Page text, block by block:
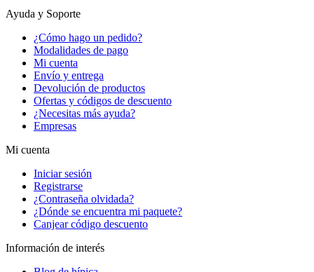
Ayuda y Soporte
¿Cómo hago un pedido?
Modalidades de pago
Mi cuenta
Envío y entrega
Devolución de productos
Ofertas y códigos de descuento
¿Necesitas más ayuda?
Empresas
Mi cuenta
Iniciar sesión
Registrarse
¿Contraseña olvidada?
¿Dónde se encuentra mi paquete?
Canjear código descuento
Información de interés